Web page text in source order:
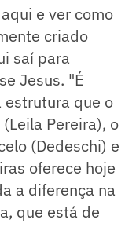
e ver como
criado
saí para
Jesus. "É
que o
Pereira), o
(Dedeschi) e
oferece hoje
a diferença na
que está de